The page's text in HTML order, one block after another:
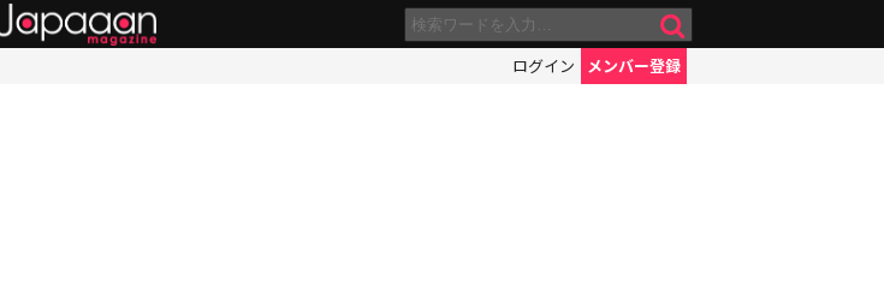
ログイン メンバー登録